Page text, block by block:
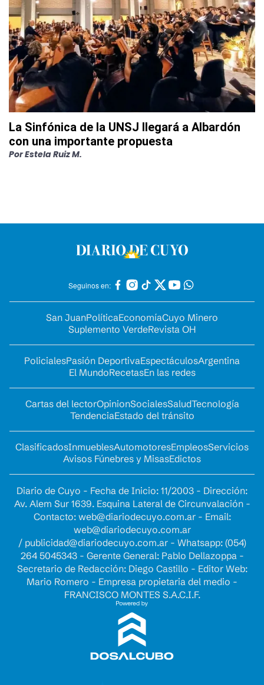
La Sinfónica de la UNSJ llegará a Albardón
con una importante propuesta
PorEstela Ruiz M.
Seguinos en:
San JuanPolíticaEconomíaCuyo Minero
Suplemento VerdeRevista OH
PolicialesPasión DeportivaEspectáculosArgentina
El MundoRecetasEn las redes
Cartas del lectorOpinionSocialesSaludTecnología
TendenciaEstado del tránsito
ClasificadosInmueblesAutomotoresEmpleosServicios
Avisos Fúnebres y MisasEdictos
Diario de Cuyo - Fecha de Inicio: 11/2003 - Dirección:
Av. Alem Sur 1639. Esquina Lateral de Circunvalación -
Contacto: web@diariodecuyo.com.ar- Email:
web@diariodecuyo.com.ar
/ publicidad@diariodecuyo.com.ar- Whatsapp: (054)
264 5045343 - Gerente General: Pablo Dellazoppa -
Secretario de Redacción: Diego Castillo - Editor Web:
Mario Romero - Empresa propietaria del medio -
FRANCISCO MONTES S.A.C.I.F.